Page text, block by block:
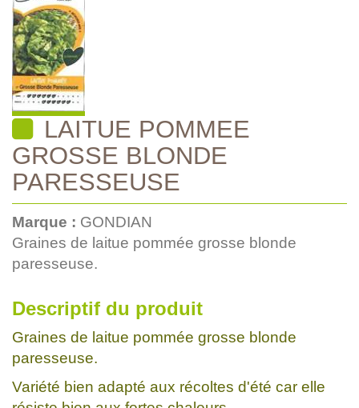
LAITUE POMMEE
GROSSE BLONDE
PARESSEUSE
Marque : GONDIAN
Graines de laitue pommée grosse blonde
paresseuse.
Descriptif du produit
Graines de laitue pommée grosse blonde
paresseuse.
Variété bien adapté aux récoltes d'été car elle